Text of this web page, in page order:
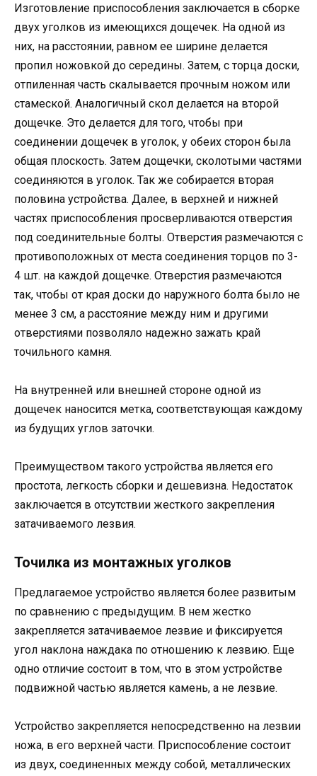
Изготовление приспособления заключается в сборке
двух уголков из имеющихся дощечек. На одной из
них, на расстоянии, равном ее ширине делается
пропил ножовкой до середины. Затем, с торца доски,
отпиленная часть скалывается прочным ножом или
стамеской. Аналогичный скол делается на второй
дощечке. Это делается для того, чтобы при
соединении дощечек в уголок, у обеих сторон была
общая плоскость. Затем дощечки, сколотыми частями
соединяются в уголок. Так же собирается вторая
половина устройства. Далее, в верхней и нижней
частях приспособления просверливаются отверстия
под соединительные болты. Отверстия размечаются с
противоположных от места соединения торцов по 3-
4 шт. на каждой дощечке. Отверстия размечаются
так, чтобы от края доски до наружного болта было не
менее 3 см, а расстояние между ним и другими
отверстиями позволяло надежно зажать край
точильного камня.
На внутренней или внешней стороне одной из
дощечек наносится метка, соответствующая каждому
из будущих углов заточки.
Преимуществом такого устройства является его
простота, легкость сборки и дешевизна. Недостаток
заключается в отсутствии жесткого закрепления
затачиваемого лезвия.
Точилка из монтажных уголков
Предлагаемое устройство является более развитым
по сравнению с предыдущим. В нем жестко
закрепляется затачиваемое лезвие и фиксируется
угол наклона наждака по отношению к лезвию. Еще
одно отличие состоит в том, что в этом устройстве
подвижной частью является камень, а не лезвие.
Устройство закрепляется непосредственно на лезвии
ножа, в его верхней части. Приспособление состоит
из двух, соединенных между собой, металлических